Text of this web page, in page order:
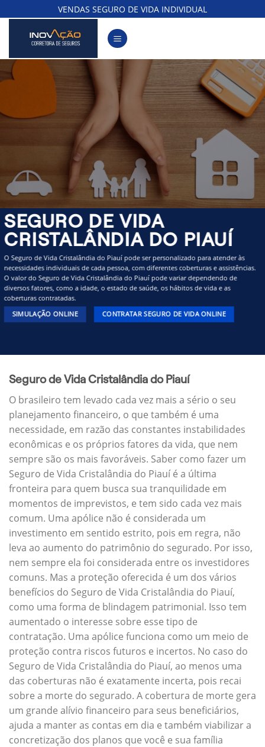
to
content
VENDAS SEGURO DE VIDA INDIVIDUAL
SEGURO DE VIDA
CRISTALÂNDIA DO PIAUÍ
O Seguro de Vida Cristalândia do Piauí pode ser personalizado para atender às
necessidades individuais de cada pessoa, com diferentes coberturas e assistências.
O valor do Seguro de Vida Cristalândia do Piauí pode variar dependendo de
diversos fatores, como a idade, o estado de saúde, os hábitos de vida e as
coberturas contratadas.
SIMULAÇÃO ONLINE CONTRATAR SEGURO DE VIDA ONLINE
Seguro de Vida Cristalândia do Piauí
O brasileiro tem levado cada vez mais a sério o seu
planejamento financeiro, o que também é uma
necessidade, em razão das constantes instabilidades
econômicas e os próprios fatores da vida, que nem
sempre são os mais favoráveis. Saber como fazer um
Seguro de Vida Cristalândia do Piauí é a última
fronteira para quem busca sua tranquilidade em
momentos de imprevistos, e tem sido cada vez mais
comum. Uma apólice não é considerada um
investimento em sentido estrito, pois em regra, não
leva ao aumento do patrimônio do segurado. Por isso,
nem sempre ela foi considerada entre os investidores
comuns. Mas a proteção oferecida é um dos vários
benefícios do Seguro de Vida Cristalândia do Piauí,
como uma forma de blindagem patrimonial. Isso tem
aumentado o interesse sobre esse tipo de
contratação. Uma apólice funciona como um meio de
proteção contra riscos futuros e incertos. No caso do
Seguro de Vida Cristalândia do Piauí, ao menos uma
das coberturas não é exatamente incerta, pois recai
sobre a morte do segurado. A cobertura de morte gera
um grande alívio financeiro para seus beneficiários,
ajuda a manter as contas em dia e também viabilizar a
concretização dos planos que você e sua família